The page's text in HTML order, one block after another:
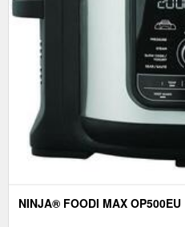
NINJA® FOODI MAX OP500EU